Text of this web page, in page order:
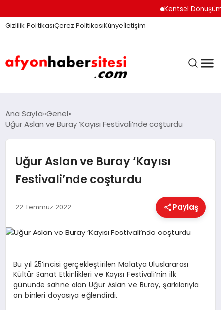
Kentsel Dönüşüm
Gizlilik PolitikasıÇerez PolitikasıKünyeİletişim
ANASAYFA
DÜNYA
HABERLER
Ana Sayfa Genel
Uğur Aslan ve Buray ‘Kayısı Festivali’nde coşturdu
Uğur Aslan ve Buray ‘Kayısı
Festivali’nde coşturdu
22 Temmuz 2022 Paylaş
Bu yıl 25’incisi gerçekleştirilen Malatya Uluslararası
Kültür Sanat Etkinlikleri ve Kayısı Festivali’nin ilk
gününde sahne alan Uğur Aslan ve Buray, şarkılarıyla
on binleri doyasıya eğlendirdi.